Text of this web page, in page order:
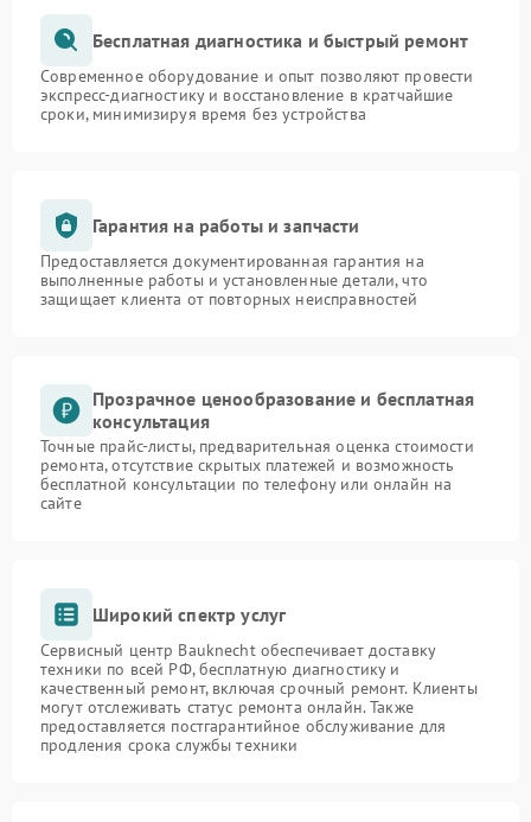
Бесплатная диагностика и быстрый ремонт
Современное оборудование и опыт позволяют провести
экспресс-диагностику и восстановление в кратчайшие
сроки, минимизируя время без устройства
Гарантия на работы и запчасти
Предоставляется документированная гарантия на
выполненные работы и установленные детали, что
защищает клиента от повторных неисправностей
Прозрачное ценообразование и бесплатная
консультация
Точные прайс-листы, предварительная оценка стоимости
ремонта, отсутствие скрытых платежей и возможность
бесплатной консультации по телефону или онлайн на
сайте
Широкий спектр услуг
Сервисный центр Bauknecht обеспечивает доставку
техники по всей РФ, бесплатную диагностику и
качественный ремонт, включая срочный ремонт. Клиенты
могут отслеживать статус ремонта онлайн. Также
предоставляется постгарантийное обслуживание для
продления срока службы техники